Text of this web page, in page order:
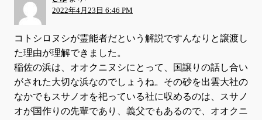
2022年4月23日 6:46 PM
コトシロヌシが霊能者だという解説ですんなりと譲渡し
た理由が理解できました。
稲佐の浜は、オオクニヌシにとって、国譲りの話し合い
がされた大切な浜なのでしょうね。その砂を出雲大社の
なかでもスサノオを祀っている社に収めるのは、スサノ
オが国作りの先輩であり、義父でもあるので、オオクニ